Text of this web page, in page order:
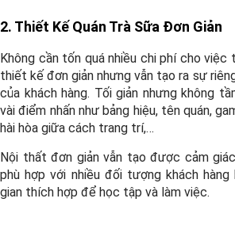
2. Thiết Kế Quán Trà Sữa Đơn Giản
Không cần tốn quá nhiều chi phí cho việc
thiết kế đơn giản nhưng vẫn tạo ra sự
của khách hàng. Tối giản nhưng không
vài điểm nhấn như bảng hiệu, tên quán,
hài hòa giữa cách trang trí,…
Nội thất đơn giản vẫn tạo được cảm
phù hợp với nhiều đối tượng khách hàng
gian thích hợp để học tập và làm việc.